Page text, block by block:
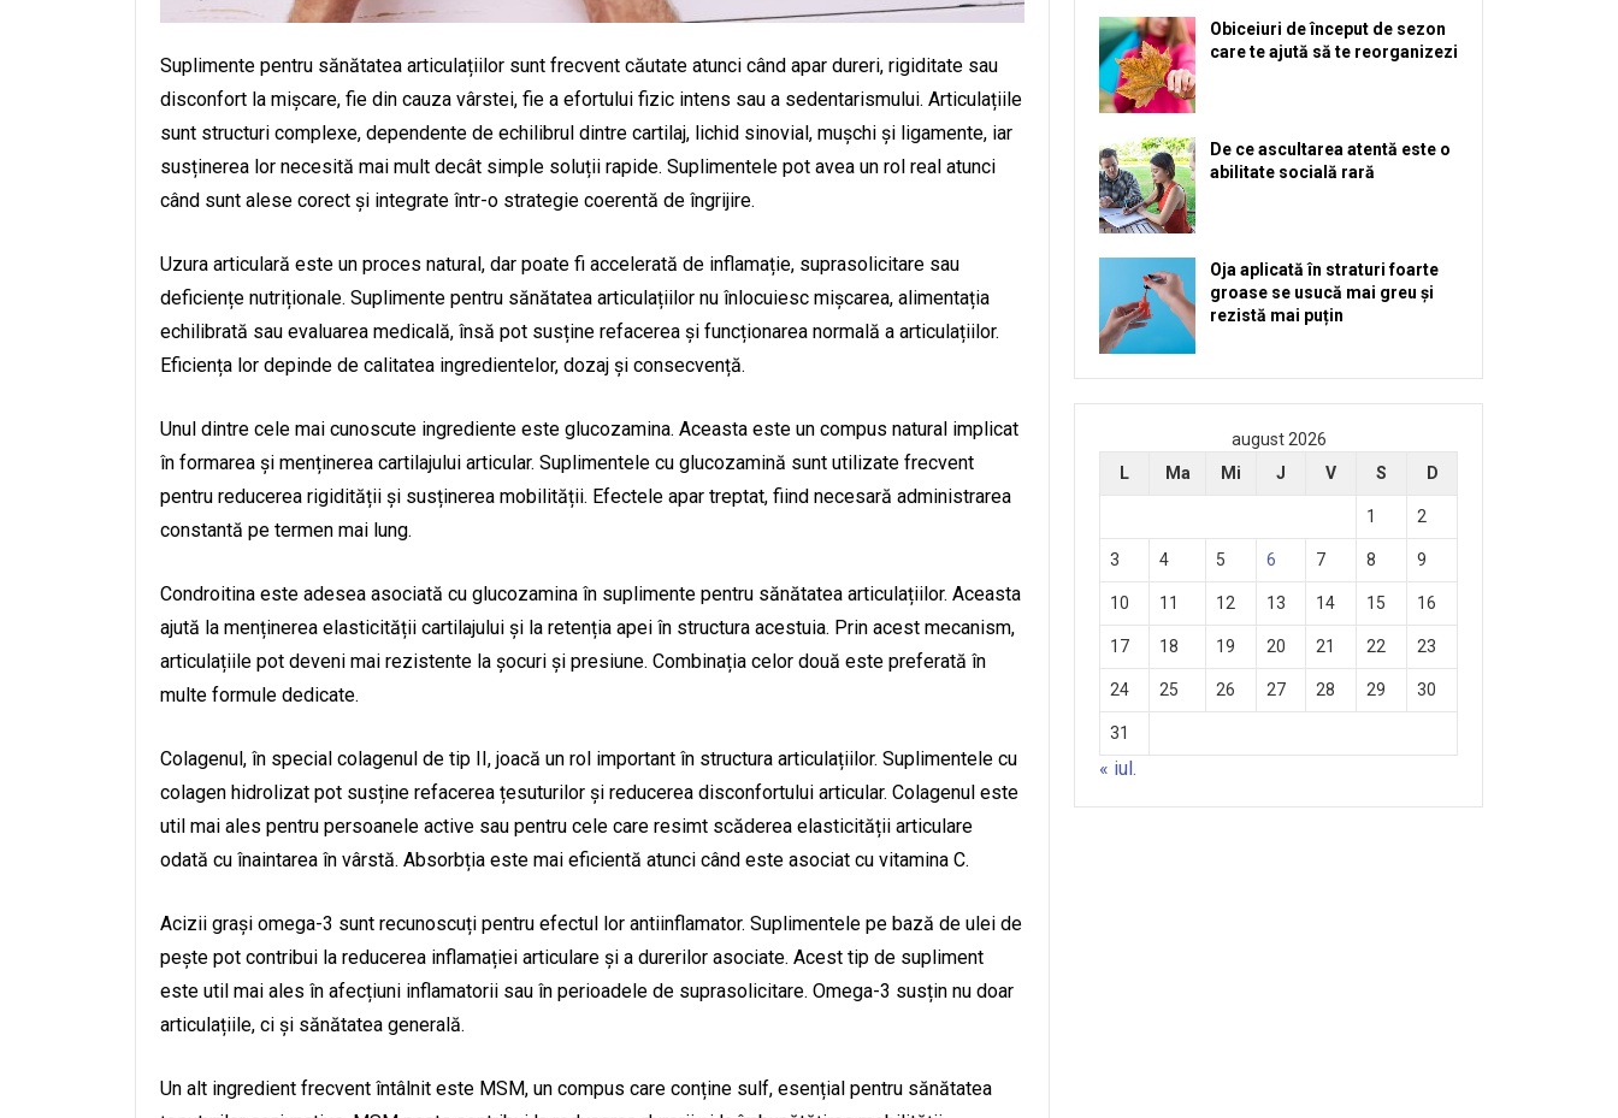
Suplimente pentru sănătatea articulațiilor sunt frecvent căutate atunci când apar dureri, rigiditate sau
disconfort la mișcare, fie din cauza vârstei, fie a efortului fizic intens sau a sedentarismului. Articulațiile
sunt structuri complexe, dependente de echilibrul dintre cartilaj, lichid sinovial, mușchi și ligamente, iar
susținerea lor necesită mai mult decât simple soluții rapide. Suplimentele pot avea un rol real atunci
când sunt alese corect și integrate într-o strategie coerentă de îngrijire.
Uzura articulară este un proces natural, dar poate fi accelerată de inflamație, suprasolicitare sau
deficiențe nutriționale. Suplimente pentru sănătatea articulațiilor nu înlocuiesc mișcarea, alimentația
echilibrată sau evaluarea medicală, însă pot susține refacerea și funcționarea normală a articulațiilor.
Eficiența lor depinde de calitatea ingredientelor, dozaj și consecvență.
Unul dintre cele mai cunoscute ingrediente este glucozamina. Aceasta este un compus natural implicat
în formarea și menținerea cartilajului articular. Suplimentele cu glucozamină sunt utilizate frecvent
pentru reducerea rigidității și susținerea mobilității. Efectele apar treptat, fiind necesară administrarea
constantă pe termen mai lung.
Condroitina este adesea asociată cu glucozamina în suplimente pentru sănătatea articulațiilor. Aceasta
ajută la menținerea elasticității cartilajului și la retenția apei în structura acestuia. Prin acest mecanism,
articulațiile pot deveni mai rezistente la șocuri și presiune. Combinația celor două este preferată în
multe formule dedicate.
Colagenul, în special colagenul de tip II, joacă un rol important în structura articulațiilor. Suplimentele cu
colagen hidrolizat pot susține refacerea țesuturilor și reducerea disconfortului articular. Colagenul este
util mai ales pentru persoanele active sau pentru cele care resimt scăderea elasticității articulare
odată cu înaintarea în vârstă. Absorbția este mai eficientă atunci când este asociat cu vitamina C.
Acizii grași omega-3 sunt recunoscuți pentru efectul lor antiinflamator. Suplimentele pe bază de ulei de
pește pot contribui la reducerea inflamației articulare și a durerilor asociate. Acest tip de supliment
este util mai ales în afecțiuni inflamatorii sau în perioadele de suprasolicitare. Omega-3 susțin nu doar
articulațiile, ci și sănătatea generală.
Un alt ingredient frecvent întâlnit este MSM, un compus care conține sulf, esențial pentru sănătatea
Obiceiuri de început de sezon
care te ajută să te reorganizezi
De ce ascultarea atentă este o
abilitate socială rară
Oja aplicată în straturi foarte
groase se usucă mai greu și
rezistă mai puțin
august 2026
L
Ma Mi J V S D
1 2
3 4 5 6 7 8 9
10 11 12 13 14 15 16
17 18 19 20 21 22 23
24 25 26 27 28 29 30
31
« iul.